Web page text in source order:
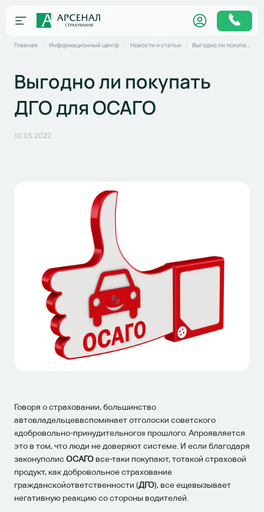
Главная Информационный центр Новости и статьи Выгодно ли покупать ДГО для ОСАГО
Выгодно ли покупать
ДГО для ОСАГО
10.05.2022
Говоря о страховании, большинство
автовладельцеввспоминает отголоски советского
«добровольно-принудительного» прошлого. Апроявляется
это в том, что люди не доверяют системе. И если благодаря
законуполис ОСАГО все-таки покупают, тотакой страховой
продукт, как добровольное страхование
гражданскойответственности (ДГО), все ещевызывает
негативную реакцию со стороны водителей.